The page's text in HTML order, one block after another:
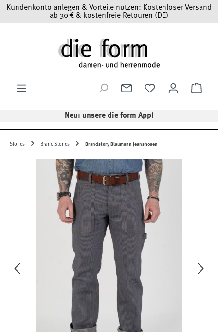
Zum Hauptinhalt springen
Kundenkonto anlegen & Vorteile nutzen: Kostenloser Versand
ab 30 € & kostenfreie Retouren (DE)
Neu: unsere die form App!
Stories Brand Stories Brandstory Blaumann Jeanshosen
Bildergalerie überspringen